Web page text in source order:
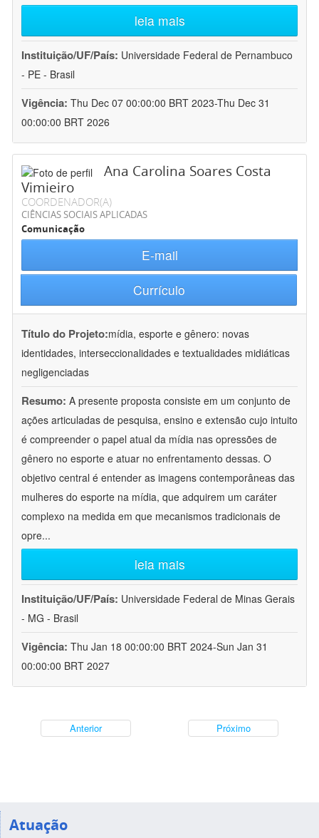
leia mais
Instituição/UF/País: Universidade Federal de Pernambuco
- PE - Brasil
Vigência: Thu Dec 07 00:00:00 BRT 2023-Thu Dec 31
00:00:00 BRT 2026
Ana Carolina Soares Costa
Vimieiro
COORDENADOR(A)
CIÊNCIAS SOCIAIS APLICADAS
Comunicação
E-mail
Currículo
Título do Projeto:mídia, esporte e gênero: novas
identidades, interseccionalidades e textualidades midiáticas
negligenciadas
Resumo: A presente proposta consiste em um conjunto de
ações articuladas de pesquisa, ensino e extensão cujo intuito
é compreender o papel atual da mídia nas opressões de
gênero no esporte e atuar no enfrentamento dessas. O
objetivo central é entender as imagens contemporâneas das
mulheres do esporte na mídia, que adquirem um caráter
complexo na medida em que mecanismos tradicionais de
opre...
leia mais
Instituição/UF/País: Universidade Federal de Minas Gerais
- MG - Brasil
Vigência: Thu Jan 18 00:00:00 BRT 2024-Sun Jan 31
00:00:00 BRT 2027
Anterior Próximo
Atuação